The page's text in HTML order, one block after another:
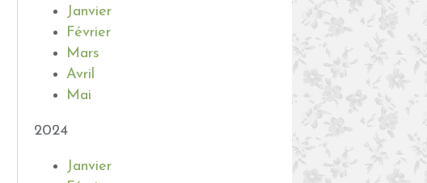
Janvier
Février
Mars
Avril
Mai
2024
Janvier